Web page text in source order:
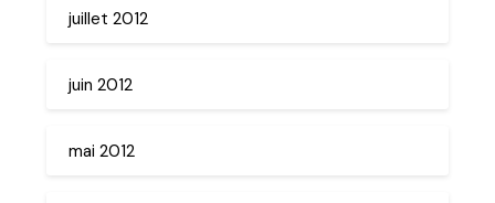
juillet 2012
juin 2012
mai 2012